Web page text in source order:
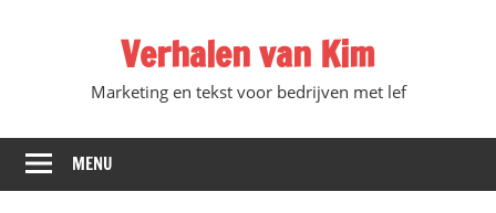
Verhalen van Kim
Marketing en tekst voor bedrijven met lef
MENU